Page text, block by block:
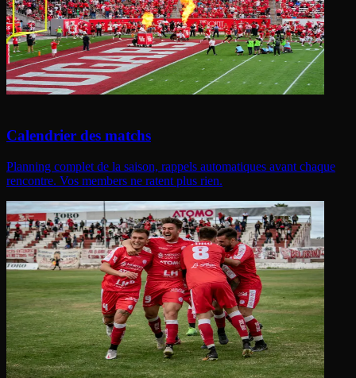
Calendrier des matchs
Planning complet de la saison, rappels automatiques avant chaque
rencontre. Vos members ne ratent plus rien.